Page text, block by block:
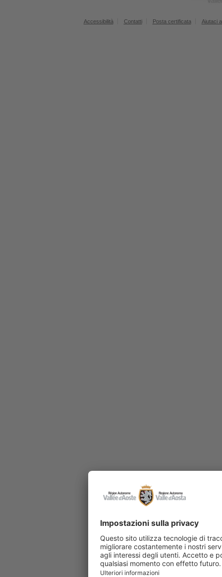
Accessibilità Contatti Posta certificata Aiutaci